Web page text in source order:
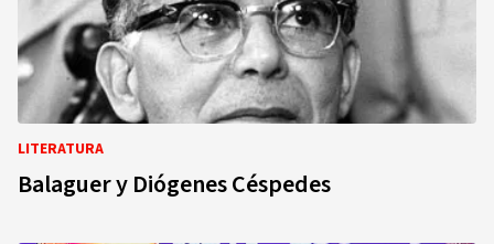
LITERATURA
Balaguer y Diógenes Céspedes